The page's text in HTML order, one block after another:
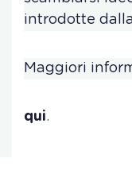
introdotte
Maggiori
qui.